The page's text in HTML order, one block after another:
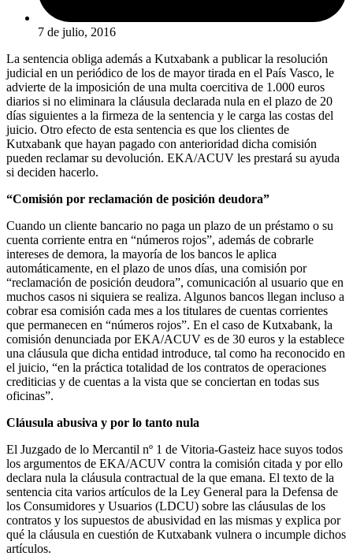
7 de julio, 2016
La sentencia obliga además a Kutxabank a publicar la resolución
judicial en un periódico de los de mayor tirada en el País Vasco, le
advierte de la imposición de una multa coercitiva de 1.000 euros
diarios si no eliminara la cláusula declarada nula en el plazo de 20
días siguientes a la firmeza de la sentencia y le carga las costas del
juicio. Otro efecto de esta sentencia es que los clientes de
Kutxabank que hayan pagado con anterioridad dicha comisión
pueden reclamar su devolución. EKA/ACUV les prestará su ayuda
si deciden hacerlo.
“Comisión por reclamación de posición deudora”
Cuando un cliente bancario no paga un plazo de un préstamo o su
cuenta corriente entra en “números rojos”, además de cobrarle
intereses de demora, la mayoría de los bancos le aplica
automáticamente, en el plazo de unos días, una comisión por
“reclamación de posición deudora”, comunicación al usuario que en
muchos casos ni siquiera se realiza. Algunos bancos llegan incluso a
cobrar esa comisión cada mes a los titulares de cuentas corrientes
que permanecen en “números rojos”. En el caso de Kutxabank, la
comisión denunciada por EKA/ACUV es de 30 euros y la establece
una cláusula que dicha entidad introduce, tal como ha reconocido en
el juicio, “en la práctica totalidad de los contratos de operaciones
crediticias y de cuentas a la vista que se conciertan en todas sus
oficinas”.
Cláusula abusiva y por lo tanto nula
El Juzgado de lo Mercantil nº 1 de Vitoria-Gasteiz hace suyos todos
los argumentos de EKA/ACUV contra la comisión citada y por ello
declara nula la cláusula contractual de la que emana. El texto de la
sentencia cita varios artículos de la Ley General para la Defensa de
los Consumidores y Usuarios (LDCU) sobre las cláusulas de los
contratos y los supuestos de abusividad en las mismas y explica por
qué la cláusula en cuestión de Kutxabank vulnera o incumple dichos
artículos.